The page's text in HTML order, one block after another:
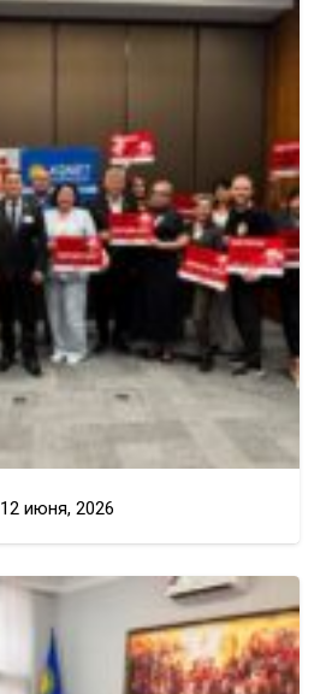
12 июня, 2026